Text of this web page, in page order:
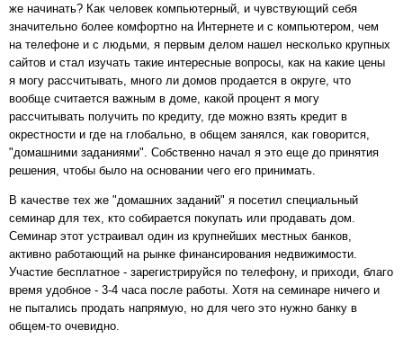
же начинать? Как человек компьютерный, и чувствующий себя
значительно более комфортно на Интернете и с компьютером, чем
на телефоне и с людьми, я первым делом нашел несколько крупных
сайтов и стал изучать такие интересные вопросы, как на какие цены
я могу рассчитывать, много ли домов продается в округе, что
вообще считается важным в доме, какой процент я могу
рассчитывать получить по кредиту, где можно взять кредит в
окрестности и где на глобально, в общем занялся, как говорится,
"домашними заданиями". Собственно начал я это еще до принятия
решения, чтобы было на основании чего его принимать.
В качестве тех же "домашних заданий" я посетил специальный
семинар для тех, кто собирается покупать или продавать дом.
Семинар этот устраивал один из крупнейших местных банков,
активно работающий на рынке финансирования недвижимости.
Участие бесплатное - зарегистрируйся по телефону, и приходи, благо
время удобное - 3-4 часа после работы. Хотя на семинаре ничего и
не пытались продать напрямую, но для чего это нужно банку в
общем-то очевидно.